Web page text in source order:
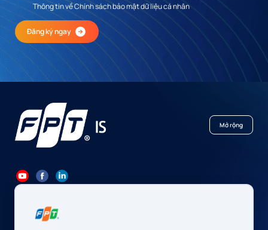
Thông tin về Chính sách bảo mật dữ liệu cá nhân
Đăng ký ngay
Mở rộng
Contact@fpt.com